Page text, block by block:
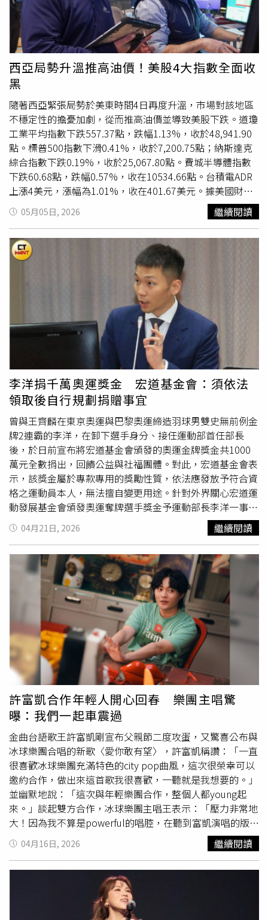
國香川市，並捕捉到他們刻意間隔3分鐘入境，之後分別搭
車離開的畫面，對於緋聞，兩人始終堅稱對方只是好朋友。
而他們這段「友情」可說是相當堅固，陳昊森舉辦音樂會
時，魏如萱也現身應援，陳昊森還透露自己有向金曲歌后討
教演出祕訣。本刊曾直擊周祖安與木木溫馨接送。（圖／本
刊攝影組）木木曾擔任《原子少年》主持人，是公認的「暖
心學姐」，而她也在2022年被本刊發現與人氣選手周祖安
互動親密，不僅在騎機車時甜蜜環抱，打完球後木木也幫忙
男方整理頭髮，畫面相當甜蜜。爆出戀情後，木木仍然出席
原子少年們在TICC的演唱會，用行動支持緋聞男友與其他選
手，後續雖然傳出周祖安因工作忙碌決定分手，但本刊
2023年又拍到周祖安溫馨接送木木，坐實兩人戀情依舊，
只不過轉為地下情。
西亞局勢升溫推高油價！美股4大指數全面收
黑
隨著西亞緊張局勢於美東時間4日再度升溫，市場對該地區
不穩定性的擔憂加劇，從而推高油價並導致美股下跌。道瓊
工業平均指數下跌557.37點，跌幅1.13%，收於48,941.90
點。標普500指數下滑0.41%，收於7,200.75點；納斯達克
綜合指數下跌0.19%，收於25,067.80點。費城半導體指數
下跌60.68點，跌幅0.57%，收在10534.66點。台積電ADR
上漲4美元，漲幅為1.01%，收在401.67美元。據美國財經
媒體《CNBC》報導，阿拉伯聯合大公國表示，已攔截多枚
來自伊朗發射的飛彈。這是自上個月美國與伊朗停火以來，
阿聯的飛彈警報系統首次啟動。上述消息曝光後，油價隨即
上漲。美國西德州中質原油期貨（West Texas
Intermediate, WTI）上漲4.39%，收於每桶106.42美元；國
際基準布蘭特原油期貨（Brent crude）上漲5.8%，收於每
桶114.44美元。當天稍早，能源價格已因各種消息面而上
升，包括有關伊朗攻擊美國軍艦的消息，以及伊朗媒體報導
有船隻在荷姆茲海峽（Strait of Hormuz）被迫折返。根據
《路透社》引用伊朗國營電視台的報導，伊朗海軍表示已阻
止「美國—猶太復國主義」軍艦進入該區域。另據伊朗《法
斯通訊社》（Fars News Agency）報導，在賈斯克島
（Jask island）附近，1艘美國軍艦因無視警告遭2枚飛彈
擊中，但這些說法均未獲獨立證實。美國中央司令部（U.S.
Central Command）隨後在社群平台X上發文聲稱，「沒有
任何美國海軍艦艇遭到擊中。」3日，美國總統川普
（Donald Trump）在「真實社群」（Truth Social）上發文
宣布「自由計畫」（Project Freedom），並表示該計畫預
計於4日展開，將協助未涉入西亞衝突的國家貨船，從因荷
姆茲海峽封鎖而受困的情況中「獲得自由」。他在貼文中宣
稱：「我已指示我的代表通知相關國家，我們將盡最大努力
讓他們的船隻與船員安全撤離海峽。在所有情況下，他們都
表示，在該區域恢復航行安全之前，不會返回。」然而，該
貼文並未說明具體的執行方式。稍早前，伊朗3日曾透露已
收到美國對其最新和平談判提議的回應。伊朗據報在1日透
過調解國巴基斯坦提交更新後的和平提案，一度提振投資人
對美伊可能達成協議的樂觀情緒。然而，川普在同日稍晚表
示對德黑蘭（Tehran）的提議並不滿意，並稱伊朗之所以願
意談判「是因為他們已沒有軍事能力。」美國投資顧問公司
「Infrastructure Capital Advisors」創辦人兼執行長哈特菲
爾德（Jay Hatfield）表示：「我們不預期這場戰爭會很快
結束。我們認為伊朗不會突然頓悟並放棄其核能力，因此這
很可能需要透過武力解決，而這將不會受到市場歡迎。」儘
管如此，投資人對西亞局勢的樂觀預期，加上第1季強勁的
企業財報，仍推動美股在近期創下新高。哈特菲爾德認為，
即使戰爭未能解決，標普500指數仍可能在年底達到8,000
點。個股方面，物流類股在4日表現疲弱。亞馬遜
（Amazon）宣布將向企業開放其自有的貨運、配送、履約
及包裹運輸網絡後，引發市場衝擊。GXO物流公司（GXO
Logistics）股價暴跌近18%，聯合包裹服務公司（UPS）與
聯邦快遞 （FedEx）則分別下跌10%與9%。
05月05日, 2026 繼續閱讀
李洋捐千萬奧運獎金 宏道基金會：須依法
領取後自行規劃捐贈事宜
曾與王齊麟在東京奧運與巴黎奧運締造羽球男雙史無前例金
牌2連霸的李洋，在卸下選手身分、接任運動部首任部長
後，於日前宣布將宏道基金會頒發的奧運金牌獎金共1000
萬元全數捐出，回饋公益與社福團體。對此，宏道基金會表
示，該獎金屬於專款專用的獎勵性質，依法應發放予符合資
格之運動員本人，無法擅自變更用途。針對外界關心宏道運
動發展基金會頒發奧運奪牌選手獎金予運動部長李洋一事，
基金會今天（21日）特此說明相關立場、制度原則及法規依
據。宏道運動發展基金會由董事長林鴻道長期推動，秉持
「促進運動發展、提升體育環境」之宗旨，設立奧、亞運奪
牌選手獎勵機制，旨在肯定選手於國際賽事為國爭光的卓越
表現。基金會說明，相關獎金發放，是依既定辦法辦理，性
質屬於對「特定運動員個人表現」之獎勵。基金會理解並尊
重李洋對社會公益的關懷與善意，對其關心弱勢團體之初衷
表達肯定。然而，依據我國財團法人法第21條規定，財團法
人資金運用，須符合設立目的及捐助章程之明定用途，不得
任意變更使用方向。宏道運動發展基金會設立宗旨，是以運
動發展與選手培育為核心，所編列的奧運獎金，屬於專款專
用的獎勵性質，依法應發放予符合資格之運動員本人。若將
該筆獎金改為捐贈予社福團體，將涉及用途變更，恐與原設
立目的及章程規範不符，亦可能影響財團法人運作之合法性
與制度一致性。因此，基金會在法規與制度框架下，確實無
法將該筆獎金直接轉作社會福利捐贈之用。基於此，該會已
於4月15日將簽收領據快遞至運動部，若李洋有意將獎金做
公益用途，仍可依法領取獎金後，自行規劃捐贈事宜，將善
意延伸至社會各角落。此一作法，既可兼顧法規遵循與制度
完整性，亦能成就公益美意，讓善的循環持續擴大。宏道運
動發展基金會再次強調，未來仍將持續投入資源於運動發
展，支持優秀選手，並期待透過制度化方式，為台灣體壇建
立更穩健且長遠的支持體系。同時，也樂見各界共同投入公
益，讓運動精神與社會關懷相互結合，發揮更大影響力。
04月21日, 2026 繼續閱讀
許富凱合作年輕人開心回春 樂團主唱驚
曝：我們一起車震過
金曲台語歌王許富凱剛宣布父親節二度攻蛋，又驚喜公布與
冰球樂團合唱的新歌〈愛你敢有望〉，許富凱稱讚：「一直
很喜歡冰球樂團充滿特色的city pop曲風，這次很榮幸可以
邀約合作，做出來這首歌我很喜歡，一聽就是我想要的。」
並幽默地說：「這次與年輕樂團合作，整個人都young起
來。」談起雙方合作，冰球樂團主唱王表示：「壓力非常地
大！因為我不算是powerful的唱腔，在聽到富凱演唱的版本
後，想說那完了，錄音時我一定會很痛苦，跟製作人建瑋老
師討論了好多唱腔，最終還是決定做自己、好自在！不要有
競爭的心情。」由於兩人是分開錄製新歌，許富凱故意做效
果，笑虧：「我錄音那天很期待王可以來，因為想要跟他交
流，但他沒有來，我只能自己揣摩。」他特別針對這首歌調
整了唱腔、語氣，讓兩人聲線的聆聽度更為和諧。許富凱很
04月16日, 2026 繼續閱讀